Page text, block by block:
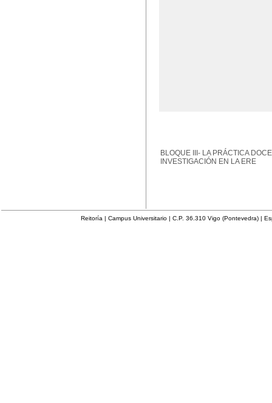
BLOQUE III- LA PRÁCTICA
INVESTIGACIÓN EN LA ERE
Reitoría | Campus Universitario | C.P. 36.310 Vigo (Pontevedra) |